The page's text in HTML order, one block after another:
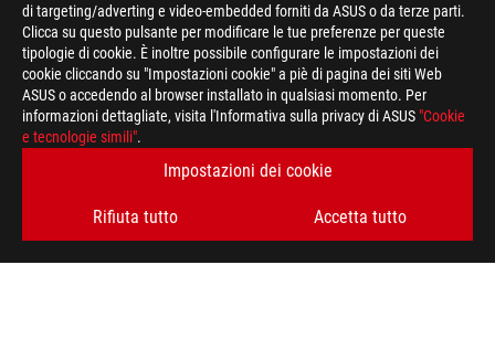
di targeting/adverting e video-embedded forniti da ASUS o da terze parti.
Clicca su questo pulsante per modificare le tue preferenze per queste
tipologie di cookie. È inoltre possibile configurare le impostazioni dei
cookie cliccando su "Impostazioni cookie" a piè di pagina dei siti Web
ASUS o accedendo al browser installato in qualsiasi momento. Per
informazioni dettagliate, visita l'Informativa sulla privacy di ASUS "Cookie
e tecnologie simili".
Impostazioni dei cookie
Rifiuta tutto Accetta tutto
> GAMING ROG SCAR 17
RIMANI AGGIORNATO SUL MONDO ROG